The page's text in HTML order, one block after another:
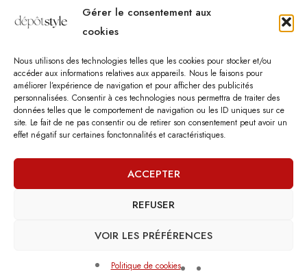
Gérer le consentement aux
cookies
Nous utilisons des technologies telles que les cookies pour stocker et/ou
accéder aux informations relatives aux appareils. Nous le faisons pour
améliorer l’expérience de navigation et pour afficher des publicités
personnalisées. Consentir à ces technologies nous permettra de traiter des
données telles que le comportement de navigation ou les ID uniques sur ce
site. Le fait de ne pas consentir ou de retirer son consentement peut avoir un
effet négatif sur certaines fonctonnalités et caractéristiques.
ACCEPTER
REFUSER
VOIR LES PRÉFÉRENCES
Politique de cookies
Adresse : Rue des Deux Gares 6, 1070 Bruxelles
Lundi – Samedi :10:00 – 18:30
Vendredi :10:00-13:00 – 15:00 -18:30
Dimanche :12:00-18:00
Nous sommes fermés les jours fériés.
– Tous droits réservés.